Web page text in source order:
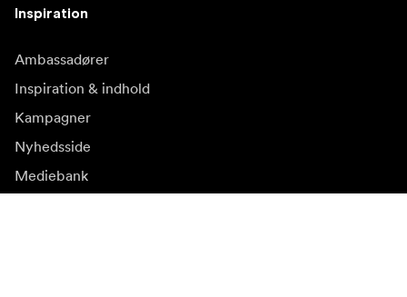
Inspiration
Ambassadører
Inspiration & indhold
Kampagner
Nyhedsside
Mediebank